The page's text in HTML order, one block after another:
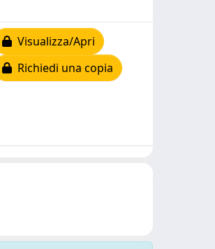
Visualizza/Apri
Richiedi una copia